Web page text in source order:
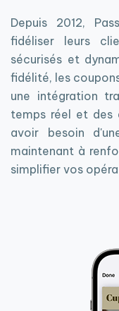
Depuis 2012,
fidéliser leurs
sécurisés et
fidélité, les
une intégration
temps réel et des
avoir besoin
maintenant à
simplifier vos